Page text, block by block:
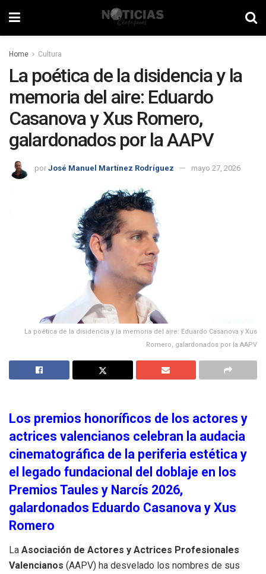
Home Cultura
La poética de la disidencia y la
memoria del aire: Eduardo
Casanova y Xus Romero,
galardonados por la AAPV
por José Manuel Martínez Rodríguez mayo 27, 2026
La poética de la disidencia y la memoria del aire: Eduardo Casanova y Xus
Romero, galardonados por la AAPV
Los premios honoríficos de los actores y
actrices valencianos celebran la audacia
cinematográfica de la periferia estética y
el legado fundacional del doblaje en los
Premios Taules y Narcís 2026,
galardonados Eduardo Casanova y Xus
Romero
La Asociación de Actores y Actrices Profesionales
Valencianos (AAPV) ha desvelado los nombres de sus